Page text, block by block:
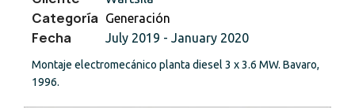
Categoría Generación
Fecha July 2019 - January 2020
Montaje electromecánico planta diesel 3 x 3.6 MW. Bavaro,
1996.